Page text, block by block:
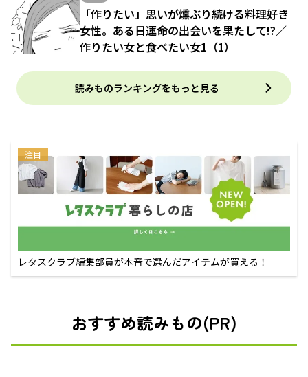
「作りたい」思いが燻ぶり続ける料理好き
女性。ある日運命の出会いを果たして!?／
作りたい女と食べたい女1（1）
読みものランキングをもっと見る
注目
レタスクラブ編集部員が本音で選んだアイテムが買える！
おすすめ読みもの(PR)